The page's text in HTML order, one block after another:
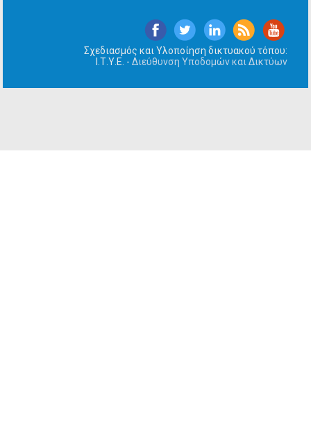
Σχεδιασμός και Υλοποίηση δικτυακού τόπου:
Ι.Τ.Υ.Ε. - Διεύθυνση Υποδομών και Δικτύων